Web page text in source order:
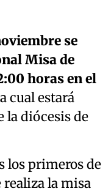
se
Misa de
horas en el
cual estará
la diócesis de
los primeros de
la misa